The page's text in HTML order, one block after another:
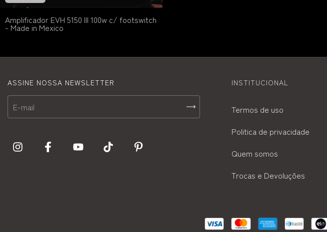
Amplificador EVH 5150 III 100w c/ footswitch
- Made in Mexico
ASSINE NOSSA NEWSLETTER INSTITUCIONAL
Termos de uso
Politica de privacidade
Quem somos
Trocas e Devoluções